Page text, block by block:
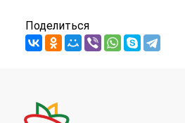
Поделиться